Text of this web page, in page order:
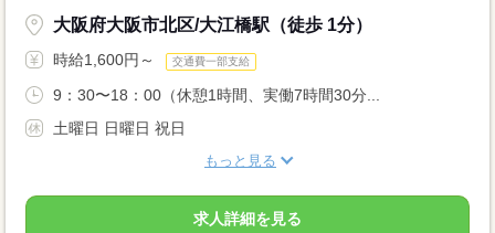
大阪府大阪市北区/大江橋駅（徒歩 1分）
時給1,600円～ 交通費一部支給
9：30〜18：00（休憩1時間、実働7時間30分...
土曜日 日曜日 祝日
もっと見る
求人詳細を見る